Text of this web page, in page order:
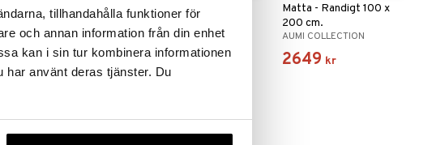
tillhandahålla funktioner för
och annan information från din enhet
kan i sin tur kombinera informationen
har använt deras tjänster. Du
- Diamond 100 x
COLLECTION
1849 kr
Matta - Randigt 100 x
AUMI COLLECTION
1999 kr
Matta - Randigt 100 x
200 cm.
AUMI COLLECTION
2649 kr